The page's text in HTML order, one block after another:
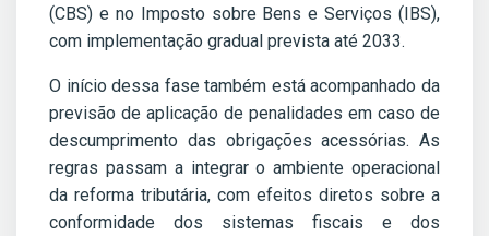
(CBS) e no Imposto sobre Bens e Serviços (IBS),
com implementação gradual prevista até 2033.
O início dessa fase também está acompanhado da
previsão de aplicação de penalidades em caso de
descumprimento das obrigações acessórias. As
regras passam a integrar o ambiente operacional
da reforma tributária, com efeitos diretos sobre a
conformidade dos sistemas fiscais e dos